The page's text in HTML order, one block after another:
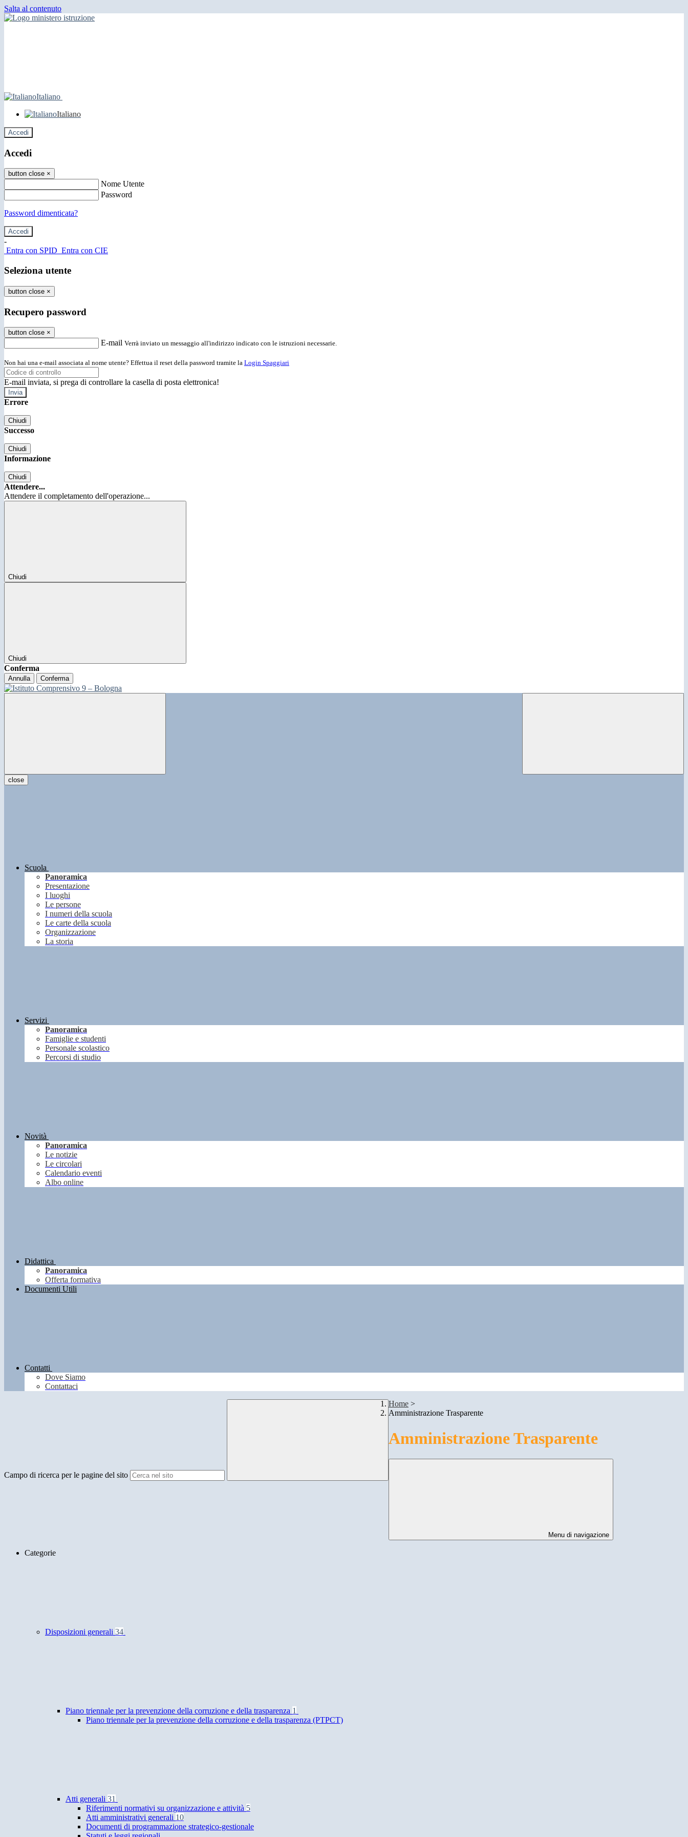
Salta al contenuto
Italiano
Italiano
Accedi
Accedi
button close ×
Nome Utente
Password
Password dimenticata?
-
Entra con SPID Entra con CIE
Seleziona utente
button close ×
Recupero password
button close ×
E-mail Verrà inviato un messaggio all'indirizzo indicato con le istruzioni necessarie.
Non hai una e-mail associata al nome utente? Effettua il reset della password tramite la Login Spaggiari
E-mail inviata, si prega di controllare la casella di posta elettronica!
Errore
Chiudi
Successo
Chiudi
Informazione
Chiudi
Attendere...
Attendere il completamento dell'operazione...
Chiudi
Chiudi
Conferma
Annulla Conferma
close
Scuola
Panoramica
Presentazione
I luoghi
Le persone
I numeri della scuola
Le carte della scuola
Organizzazione
La storia
Servizi
Panoramica
Famiglie e studenti
Personale scolastico
Percorsi di studio
Novità
Panoramica
Le notizie
Le circolari
Calendario eventi
Albo online
Didattica
Panoramica
Offerta formativa
Documenti Utili
Contatti
Dove Siamo
Contattaci
Campo di ricerca per le pagine del sito
Home >
Amministrazione Trasparente
Amministrazione Trasparente
Menu di navigazione
Categorie
Disposizioni generali 34
Piano triennale per la prevenzione della corruzione e della trasparenza 1
Piano triennale per la prevenzione della corruzione e della trasparenza (PTPCT)
Atti generali 31
Riferimenti normativi su organizzazione e attività 5
Atti amministrativi generali 10
Documenti di programmazione strategico-gestionale